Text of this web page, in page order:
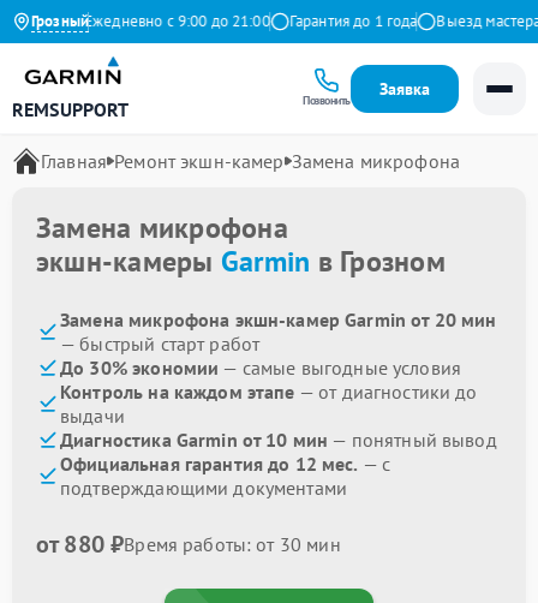
ГрозныйЕжедневно с 9:00 до 21:00 Гарантия до 1 года Выезд мастера
REMSUPPORT Позвонить
Заявка
Главная Ремонт экшн-камер Замена микрофона
Замена микрофона
экшн-камеры Garmin в Грозном
Замена микрофона экшн-камер Garmin от 20 мин
— быстрый старт работ
До 30% экономии — самые выгодные условия
Контроль на каждом этапе — от диагностики до
выдачи
Диагностика Garmin от 10 мин — понятный вывод
Официальная гарантия до 12 мес. — с
подтверждающими документами
от 880 ₽Время работы: от 30 мин